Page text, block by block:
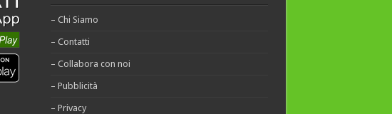
– Chi Siamo
– Contatti
– Collabora con noi
– Pubblicità
– Privacy